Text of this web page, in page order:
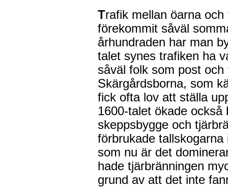
Trafik mellan öarna
förekommit såväl
århundraden har man
talet synes trafiken ha
såväl folk som post
Skärgårdsborna, som
fick ofta lov att ställa
1600-talet ökade också
skeppsbygge och
förbrukade
som nu är det
hade tjärbränningen
grund av att det inte